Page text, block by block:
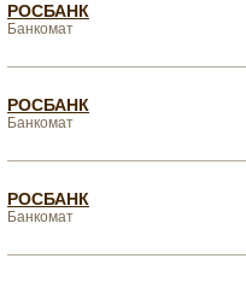
РОСБАНК
Банкомат
РОСБАНК
Банкомат
РОСБАНК
Банкомат